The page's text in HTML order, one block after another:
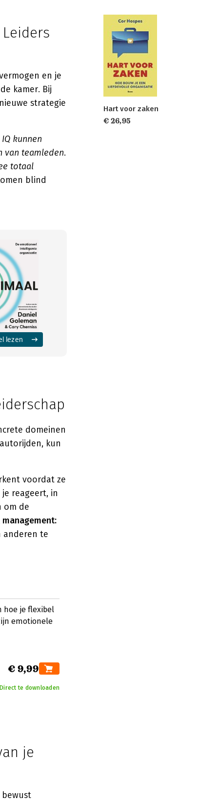
en je
kamer. Bij
strategie
kunnen
van teamleden.
totaal
blind
lezen
domeinen
kun
voordat ze
reageert, in
om de
anderen te
hoe je flexibel
emotionele
€ 9,99
Direct te downloaden
je
Hart voor zaken
€ 26,95